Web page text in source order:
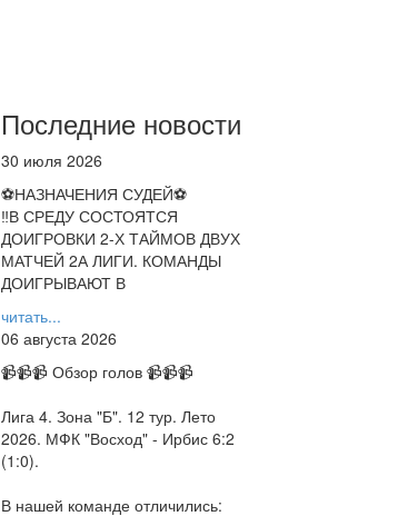
Последние новости
30 июля 2026
⚽НАЗНАЧЕНИЯ СУДЕЙ⚽
‼В СРЕДУ СОСТОЯТСЯ
ДОИГРОВКИ 2-Х ТАЙМОВ ДВУХ
МАТЧЕЙ 2А ЛИГИ. КОМАНДЫ
ДОИГРЫВАЮТ В
читать...
06 августа 2026
📹📹📹 Обзор голов 📹📹📹
Лига 4. Зона "Б". 12 тур. Лето
2026. МФК "Восход" - Ирбис 6:2
(1:0).
В нашей команде отличились: